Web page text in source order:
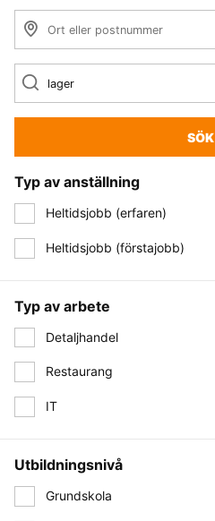
SÖK
Typ av anställning
Heltidsjobb (erfaren)
Heltidsjobb (förstajobb)
Typ av arbete
Detaljhandel
Restaurang
IT
Utbildningsnivå
Grundskola